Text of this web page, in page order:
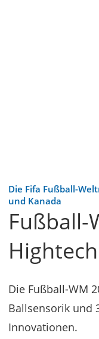
Die Fifa Fußball-
und Kanada
Fußball-
Die Fußball-WM
Ballsensorik und
Innovationen.